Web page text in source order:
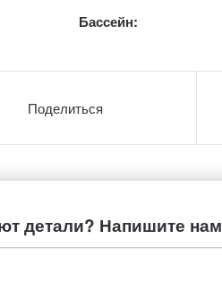
Бассейн:
Поделиться
детали? Напишите нам